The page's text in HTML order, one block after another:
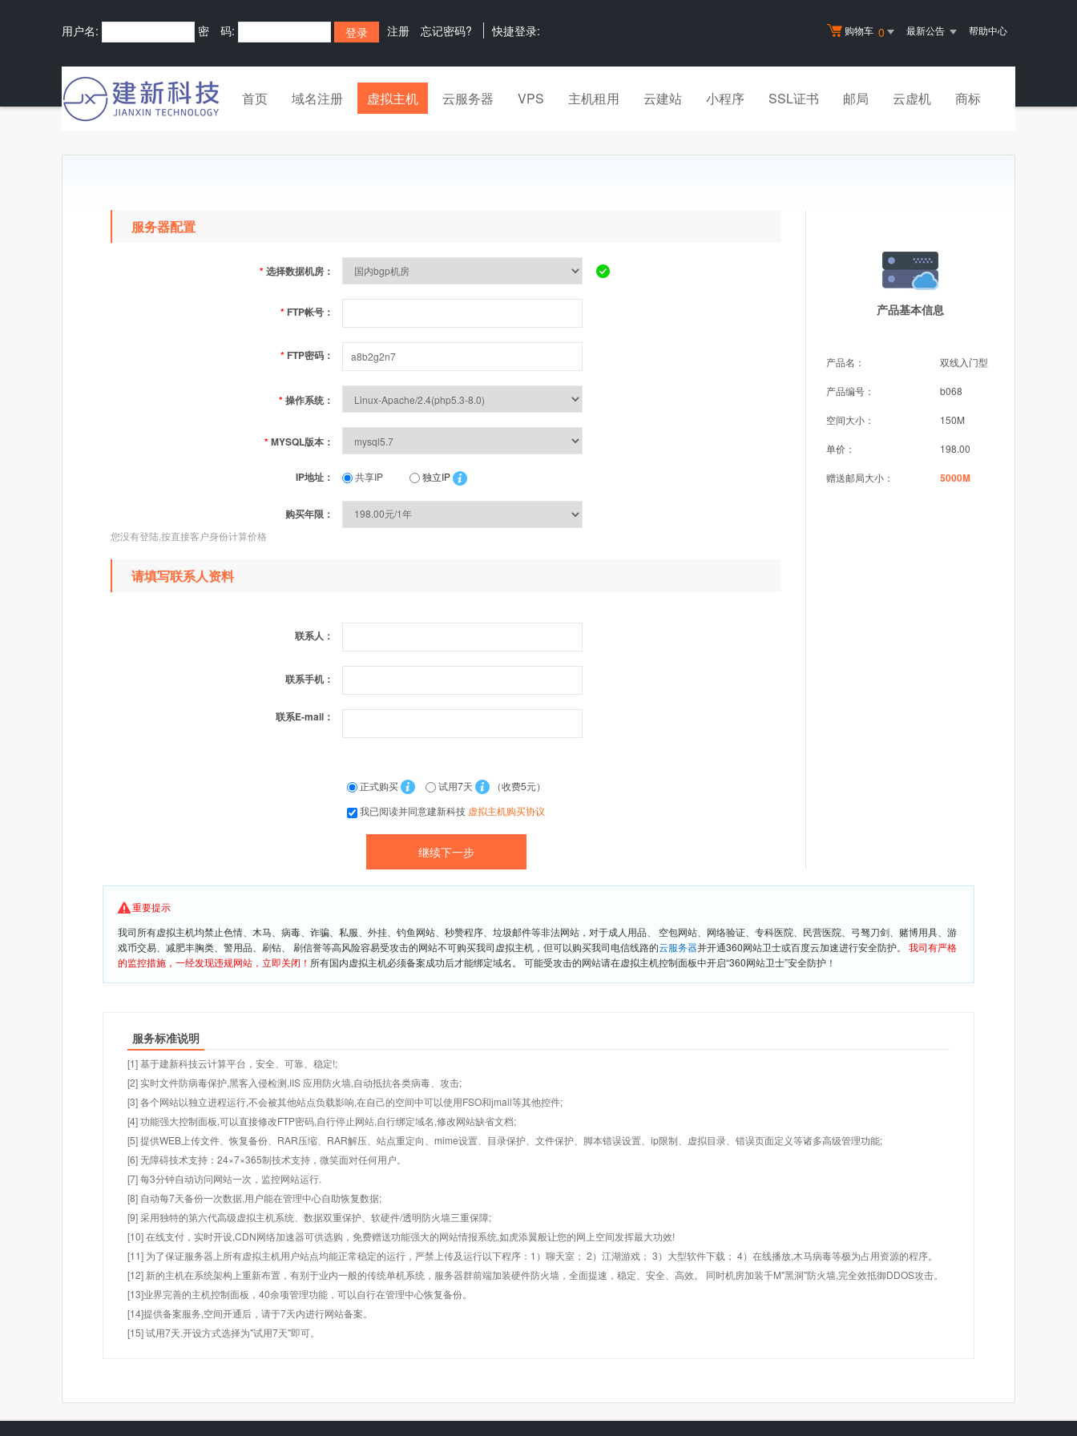
购物车 0 最新公告 帮助中心
用户名: 密 码: 注册 忘记密码? 快捷登录:
首页 域名注册 虚拟主机 云服务器 VPS 主机租用 云建站 小程序 SSL证书 邮局 云虚机 商标
产品基本信息
产品名： 双线入门型
产品编号： b068
空间大小： 150M
单价： 198.00
赠送邮局大小： 5000M
服务器配置
*选择数据机房：
* FTP帐号：
* FTP密码：
*操作系统：
*MYSQL版本：
IP地址： 共享IP 独立IP
购买年限：
您没有登陆,按直接客户身份计算价格
请填写联系人资料
联系人：
联系手机：
联系E-mail：
正式购买 试用7天
（收费5元）
我已阅读并同意建新科技 虚拟主机购买协议
重要提示
我司所有虚拟主机均禁止色情、木马、病毒、诈骗、私服、外挂、钓鱼网站、秒赞程序、垃圾邮件等非法网站，对于成人用品、 空包网站、网络验证、专科医院、民营医院、弓驽刀剑、赌博用具、游
戏币交易、减肥丰胸类、警用品、刷钻、 刷信誉等高风险容易受攻击的网站不可购买我司虚拟主机，但可以购买我司电信线路的云服务器并开通360网站卫士或百度云加速进行安全防护。 我司有严格
的监控措施，一经发现违规网站，立即关闭！ 所有国内虚拟主机必须备案成功后才能绑定域名。 可能受攻击的网站请在虚拟主机控制面板中开启“360网站卫士”安全防护！
服务标准说明
[1] 基于建新科技云计算平台，安全、可靠、稳定!;
[2] 实时文件防病毒保护,黑客入侵检测,IIS 应用防火墙,自动抵抗各类病毒、攻击;
[3] 各个网站以独立进程运行,不会被其他站点负载影响,在自己的空间中可以使用FSO和jmail等其他控件;
[4] 功能强大控制面板,可以直接修改FTP密码,自行停止网站,自行绑定域名,修改网站缺省文档;
[5] 提供WEB上传文件、恢复备份、RAR压缩、RAR解压、站点重定向、mime设置、目录保护、文件保护、脚本错误设置、ip限制、虚拟目录、错误页面定义等诸多高级管理功能;
[6] 无障碍技术支持：24×7×365制技术支持，微笑面对任何用户。
[7] 每3分钟自动访问网站一次，监控网站运行.
[8] 自动每7天备份一次数据,用户能在管理中心自助恢复数据;
[9] 采用独特的第六代高级虚拟主机系统、数据双重保护、软硬件/透明防火墙三重保障;
[10] 在线支付，实时开设,CDN网络加速器可供选购，免费赠送功能强大的网站情报系统,如虎添翼般让您的网上空间发挥最大功效!
[11] 为了保证服务器上所有虚拟主机用户站点均能正常稳定的运行，严禁上传及运行以下程序：1）聊天室； 2）江湖游戏； 3）大型软件下载； 4）在线播放,木马病毒等极为占用资源的程序。
[12] 新的主机在系统架构上重新布置，有别于业内一般的传统单机系统，服务器群前端加装硬件防火墙，全面提速，稳定、安全、高效。 同时机房加装千M"黑洞"防火墙,完全效抵御DDOS攻击。
[13]业界完善的主机控制面板，40余项管理功能，可以自行在管理中心恢复备份。
[14]提供备案服务,空间开通后，请于7天内进行网站备案。
[15] 试用7天.开设方式选择为"试用7天"即可。